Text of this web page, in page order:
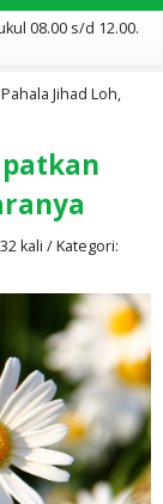
08.00 s/d 12.00.
Jihad Loh,
kali / Kategori: